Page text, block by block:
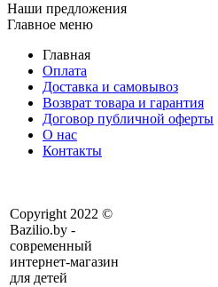
Наши предложения
Главное меню
Главная
Оплата
Доставка и самовывоз
Возврат товара и гарантия
Договор публичной оферты
О нас
Контакты
Copyright 2022 ©
Bazilio.by -
современный
интернет-магазин
для детей